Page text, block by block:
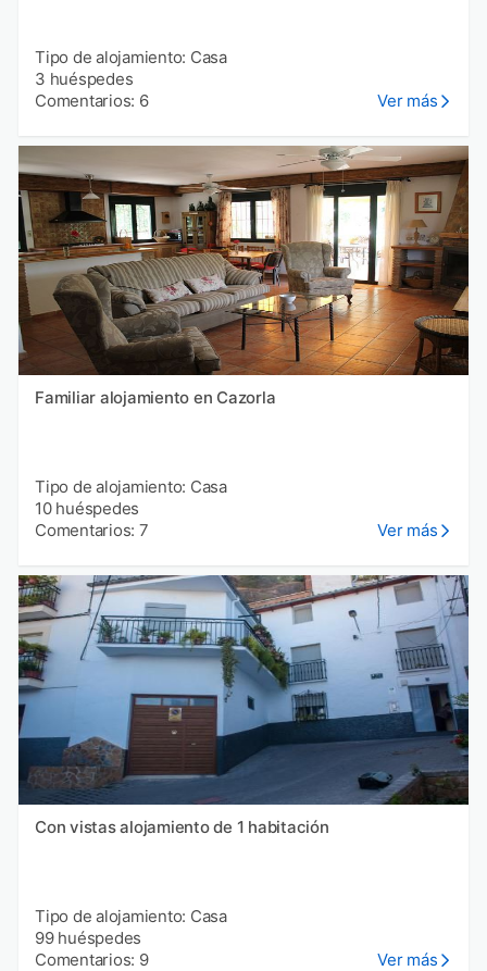
Tipo de alojamiento: Casa
3 huéspedes
Comentarios: 6
Ver más
Familiar alojamiento en Cazorla
Tipo de alojamiento: Casa
10 huéspedes
Comentarios: 7
Ver más
Con vistas alojamiento de 1 habitación
Tipo de alojamiento: Casa
99 huéspedes
Comentarios: 9
Ver más